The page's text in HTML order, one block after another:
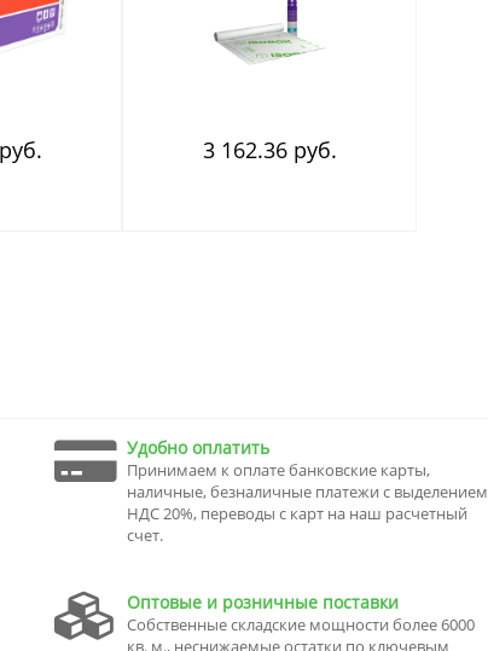
3 162.36 руб.
Удобно оплатить
Принимаем к оплате банковские карты,
наличные, безналичные платежи с выделением
НДС 20%, переводы с карт на наш расчетный
счет.
Оптовые и розничные поставки
Собственные складские мощности более 6000
кв. м., неснижаемые остатки по ключевым